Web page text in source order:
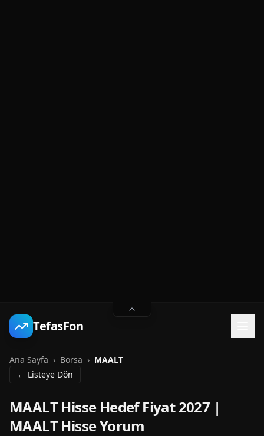
TefasFon
Ana Sayfa › Borsa › MAALT
← Listeye Dön
MAALT Hisse Hedef Fiyat 2027 |
MAALT Hisse Yorum